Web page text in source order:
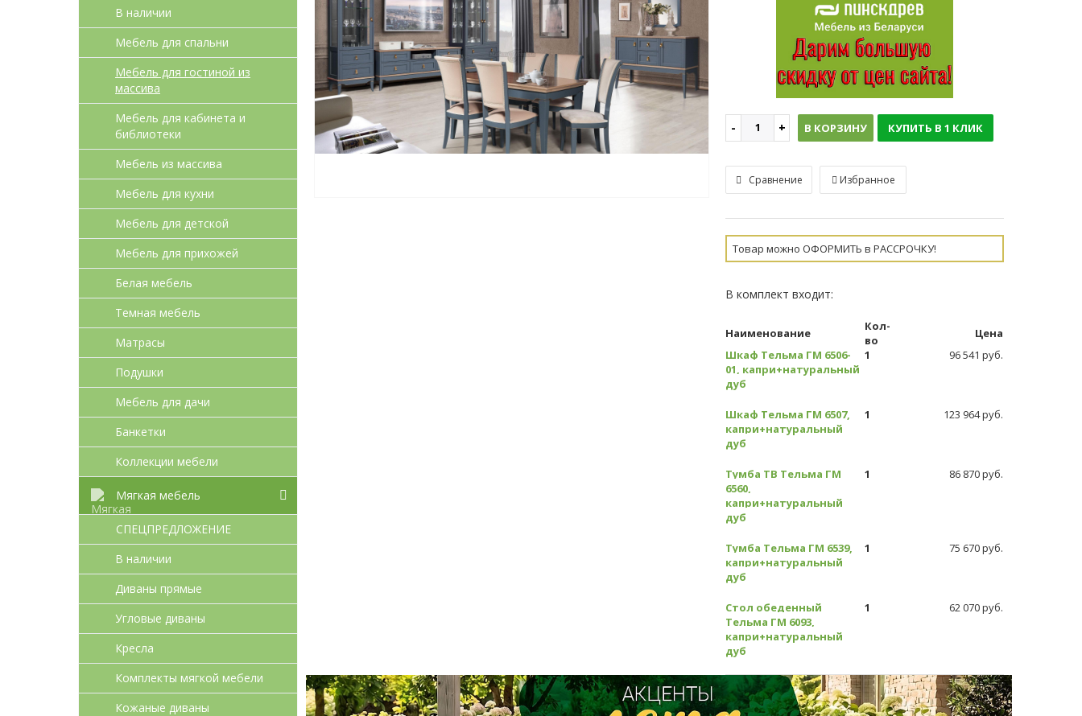
В наличии
Мебель для спальни
Мебель для гостиной из
массива
Мебель для кабинета и
библиотеки
Мебель из массива
Мебель для кухни
Мебель для детcкой
Мебель для прихожей
Белая мебель
Темная мебель
Матрасы
Подушки
Мебель для дачи
Банкетки
Коллекции мебели
Мягкая мебель
СПЕЦПРЕДЛОЖЕНИЕ
В наличии
Диваны прямые
Угловые диваны
Кресла
Комплекты мягкой мебели
Кожаные диваны
В КОРЗИНУ КУПИТЬ В 1 КЛИК
Сравнение Избранное
Товар можно ОФОРМИТЬ в РАССРОЧКУ!
В комплект входит:
Наименование
Кол-
во
Цена
Шкаф Тельма ГМ 6506-
01, капри+натуральный
дуб
1 96 541 руб.
Шкаф Тельма ГМ 6507,
капри+натуральный
дуб
1 123 964 руб.
Тумба ТВ Тельма ГМ
6560,
капри+натуральный
дуб
1 86 870 руб.
Тумба Тельма ГМ 6539,
капри+натуральный
дуб
1 75 670 руб.
Стол обеденный
Тельма ГМ 6093,
капри+натуральный
дуб
1 62 070 руб.